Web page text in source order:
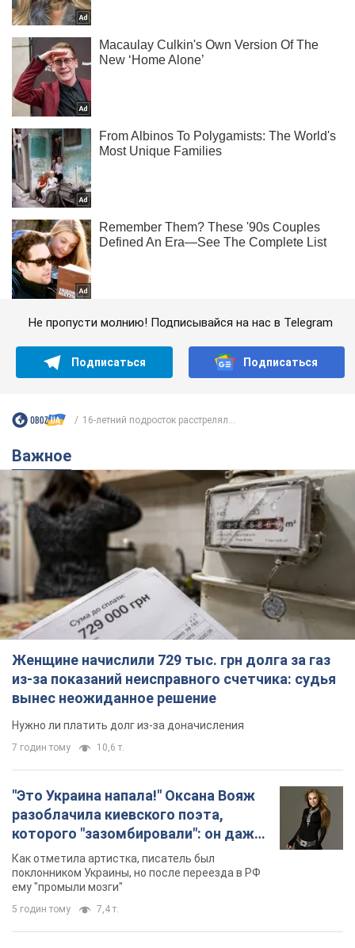
Не пропусти молнию! Подписывайся на нас в Telegram
Подписаться Подписаться
16-летний подросток расстрелял...
Важное
Женщине начислили 729 тыс. грн долга за газ
из-за показаний неисправного счетчика: судья
вынес неожиданное решение
Нужно ли платить долг из-за доначисления
7 годин тому 10,6 т.
"Это Украина напала!" Оксана Вояж
разоблачила киевского поэта,
которого "зазомбировали": он даже
русского не знал, а теперь хочет
геноцида украинцев
Как отметила артистка, писатель был
поклонником Украины, но после переезда в РФ
ему "промыли мозги"
5 годин тому 7,4 т.